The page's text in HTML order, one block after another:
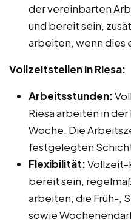
der vereinbarten
und bereit sein,
arbeiten, wenn dies
Vollzeitstellen in Riesa:
Arbeitsstunden:
Riesa arbeiten in
Woche. Die
festgelegten
Flexibilität:Vollzeit-
bereit sein,
arbeiten, die Früh-,
sowie